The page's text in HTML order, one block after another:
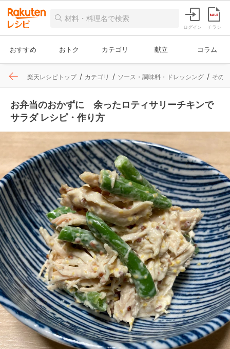
ログイン チラシ
おすすめ おトク カテゴリ 献立 コラム
楽天レシピトップ カテゴリ ソース・調味料・ドレッシング その
お弁当のおかずに 余ったロティサリーチキンで
サラダ レシピ・作り方